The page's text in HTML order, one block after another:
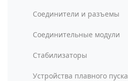
Соединители и разъемы
Соединительные модули
Стабилизаторы
Устройства плавного пуска